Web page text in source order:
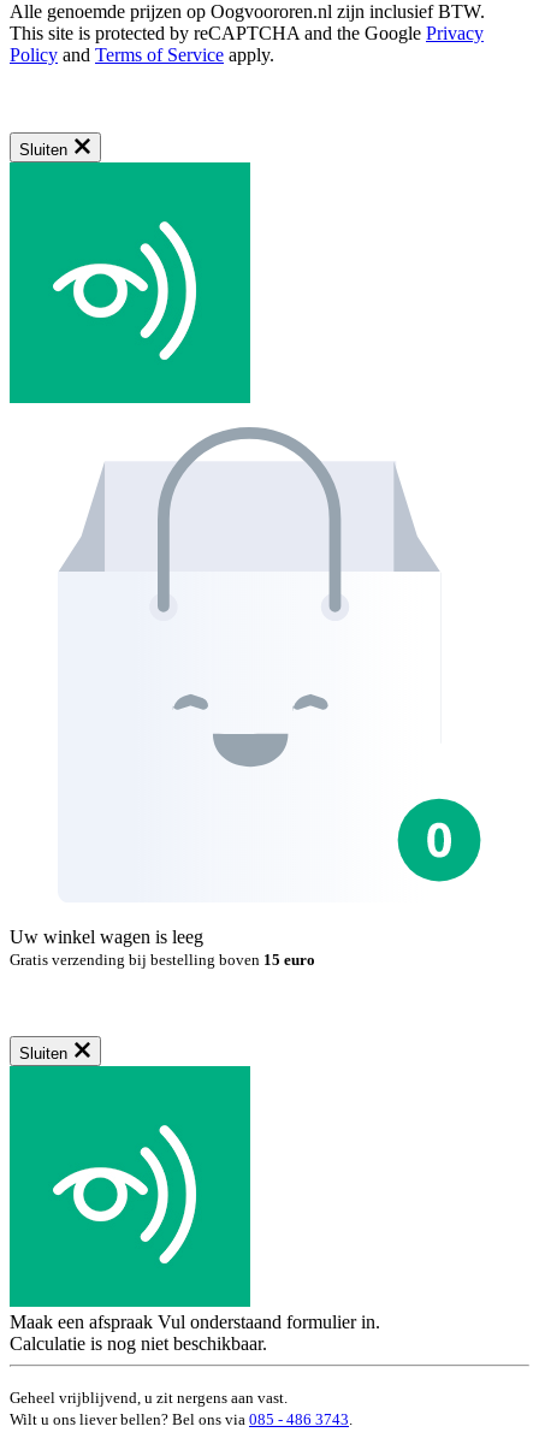
Alle genoemde prijzen op Oogvoororen.nl zijn inclusief BTW.
This site is protected by reCAPTCHA and the Google Privacy
Policy and Terms of Service apply.
Sluiten
Uw winkel wagen is leeg
Gratis verzending bij bestelling boven 15 euro
Sluiten
Maak een afspraak Vul onderstaand formulier in.
Calculatie is nog niet beschikbaar.
Geheel vrijblijvend, u zit nergens aan vast.
Wilt u ons liever bellen? Bel ons via 085 - 486 3743